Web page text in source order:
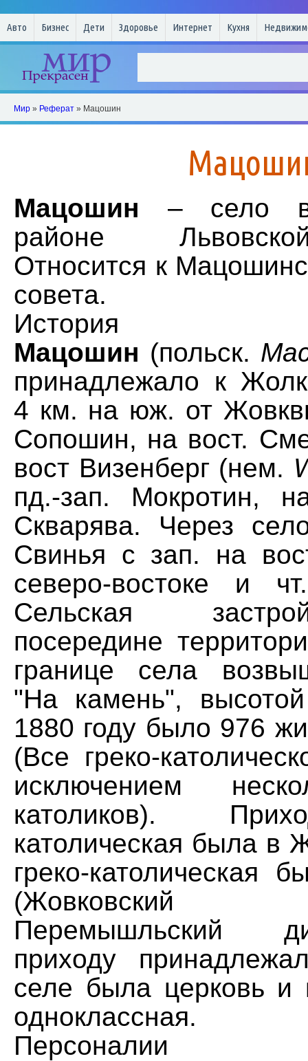
Авто Бизнес Дети Здоровье Интернет Кухня
Мир » Реферат » Мацошин
Мацошин – село в
районе
Относится к
совета.
История
Мацошин (польск.
принадлежало к
4 км. на юж. от
Сопошин, на вост.
вост Визенберг (нем.
пд.-зап. Мокротин,
Скварява. Через
Свинья с зап. на
северо-востоке и
Сельская
посередине
границе села
"На камень",
1880 году было 976
(Все греко-
исключением
католиков).
католическая была в
греко-католическая
(Жовковский
Перемышльский
приходу
селе была церковь и
одноклассная.
Персоналии